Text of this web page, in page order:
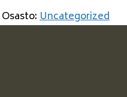
Osasto:Uncategorized